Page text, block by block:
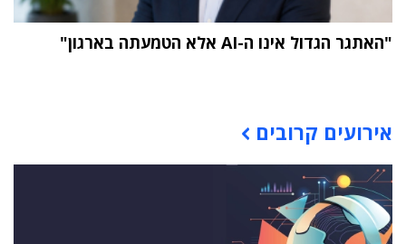
"האתגר הגדול אינו ה-AI אלא הטמעתה בארגון"
אירועים קרובים